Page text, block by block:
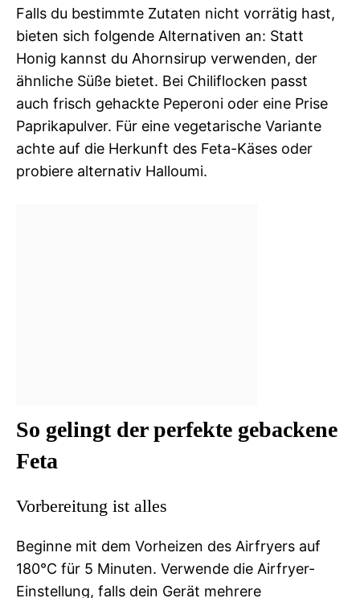
Falls du bestimmte Zutaten nicht vorrätig hast,
bieten sich folgende Alternativen an: Statt
Honig kannst du Ahornsirup verwenden, der
ähnliche Süße bietet. Bei Chiliflocken passt
auch frisch gehackte Peperoni oder eine Prise
Paprikapulver. Für eine vegetarische Variante
achte auf die Herkunft des Feta-Käses oder
probiere alternativ Halloumi.
So gelingt der perfekte gebackene
Feta
Vorbereitung ist alles
Beginne mit dem Vorheizen des Airfryers auf
180°C für 5 Minuten. Verwende die Airfryer-
Einstellung, falls dein Gerät mehrere